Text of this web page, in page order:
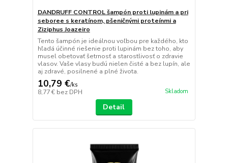
DANDRUFF CONTROL šampón proti lupinám a pri
seboree s keratínom, pšeničnými proteínmi a
Ziziphus Joazeiro
Tento šampón je ideálnou voľbou pre každého, kto
hľadá účinné riešenie proti lupinám bez toho, aby
musel obetovať šetrnosť a starostlivosť o zdravie
vlasov. Vaše vlasy budú nielen čisté a bez lupín, ale
aj zdravé, posilnené a plné života.
10,79 €/ks
8,77 € bez DPH Skladom
Detail